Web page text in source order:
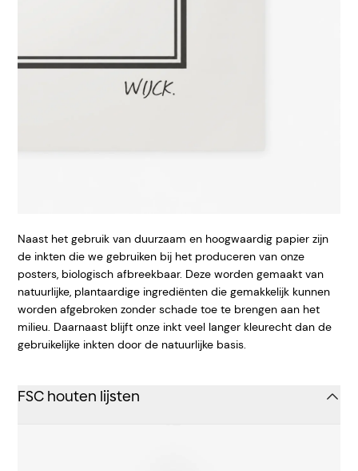
Naast het gebruik van duurzaam en hoogwaardig papier zijn
de inkten die we gebruiken bij het produceren van onze
posters, biologisch afbreekbaar. Deze worden gemaakt van
natuurlijke, plantaardige ingrediënten die gemakkelijk kunnen
worden afgebroken zonder schade toe te brengen aan het
milieu. Daarnaast blijft onze inkt veel langer kleurecht dan de
gebruikelijke inkten door de natuurlijke basis.
FSC houten lijsten